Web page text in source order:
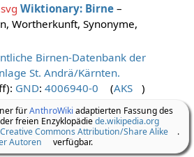
Wiktionary: Birne–
Wortherkunft, Synonyme,
Birnen-Datenbank der
St. Andrä/Kärnten.
GND: 4006940-0 (AKS )
fürAnthroWiki adaptierten Fassung des
freien Enzyklopädiede.wikipedia.org
Creative Commons Attribution/Share Alike
.
Autoren verfügbar.